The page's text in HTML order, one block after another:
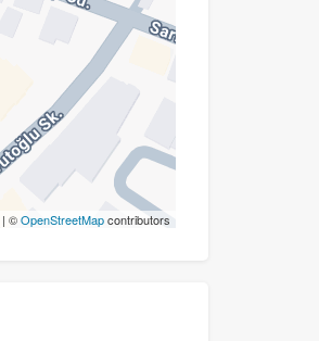
| ©OpenStreetMapcontributors